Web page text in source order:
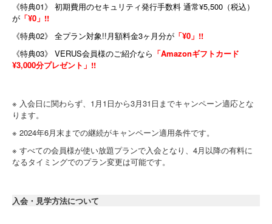
《特典01》 初期費用のセキュリティ発行手数料 通常¥5,500（税込）
が 「¥0」!!
《特典02》 全プラン対象!!月額料金3ヶ月分が 「¥0」!!
《特典03》 VERUS会員様のご紹介なら 「Amazonギフトカード
¥3,000分プレゼント」!!
※ 入会日に関わらず、 1 月 1 日から3月31 日までキャンペーン適応とな
ります。
※ 2024年6月末までの継続がキャンペーン適用条件です。
※ すべての会員様が使い放題プランで入会となり、 4月以降の有料に
なるタイミングでのプラン変更は可能です。
入会・見学方法について